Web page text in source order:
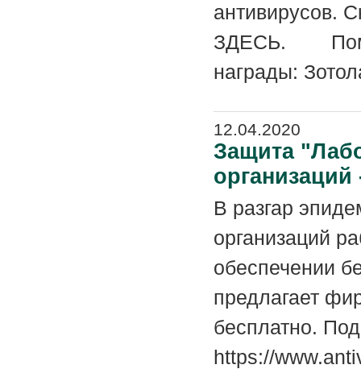
антивирусов.
ЗДЕСЬ.
награды:
12.04.2020
Защита
организаций
В разгар
организаций
обеспечении
предлагает
бесплатно.
https://